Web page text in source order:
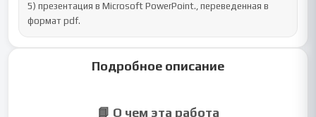
5) презентация в Microsoft PowerPoint., переведенная в
формат pdf.
Подробное описание
📘 О чем эта работа